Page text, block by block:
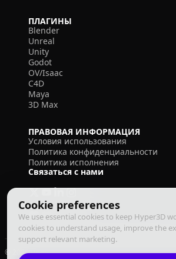
Cookie preferences
We use essential cookies to keep Hyper3D
cookies to understand usage, improve the
support relevant marketing.
ПЛАГИНЫ
Blender
Unreal
Unity
Godot
OV/Isaac
C4D
Maya
3D Max
ПРАВОВАЯ ИНФОРМАЦИЯ
Условия использования
Политика конфиденциальности
Политика исполнения
Связаться с нами
© 2026 Deemos Corporation. Все права